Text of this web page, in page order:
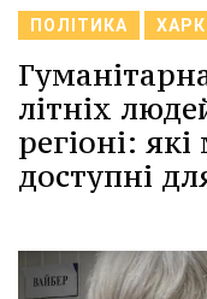
ПОЛІТИКА
літніх
регіоні:
доступні